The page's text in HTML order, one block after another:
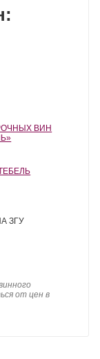
ВИН
ЗГУ
от цен в